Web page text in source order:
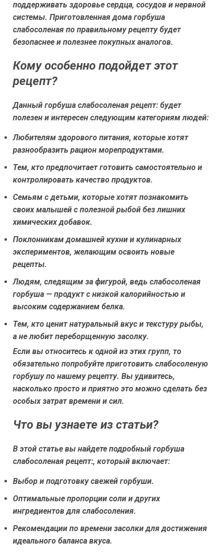
поддерживать здоровье сердца, сосудов и нервной
системы. Приготовленная дома горбуша
слабосоленая по правильному рецепту будет
безопаснее и полезнее покупных аналогов.
Кому особенно подойдет этот
рецепт?
Данный горбуша слабосоленая рецепт: будет
полезен и интересен следующим категориям людей:
Любителям здорового питания, которые хотят
разнообразить рацион морепродуктами.
Тем, кто предпочитает готовить самостоятельно и
контролировать качество продуктов.
Семьям с детьми, которые хотят познакомить
своих малышей с полезной рыбой без лишних
химических добавок.
Поклонникам домашней кухни и кулинарных
экспериментов, желающим освоить новые
рецепты.
Людям, следящим за фигурой, ведь слабосоленая
горбуша — продукт с низкой калорийностью и
высоким содержанием белка.
Тем, кто ценит натуральный вкус и текстуру рыбы,
а не любит переборщенную засолку.
Если вы относитесь к одной из этих групп, то
обязательно попробуйте приготовить слабосоленую
горбушу по нашему рецепту. Вы удивитесь,
насколько просто и приятно это можно сделать без
особых затрат времени и сил.
Что вы узнаете из статьи?
В этой статье вы найдете подробный горбуша
слабосоленая рецепт:, который включает:
Выбор и подготовку свежей горбуши.
Оптимальные пропорции соли и других
ингредиентов для слабосоления.
Рекомендации по времени засолки для достижения
идеального баланса вкуса.